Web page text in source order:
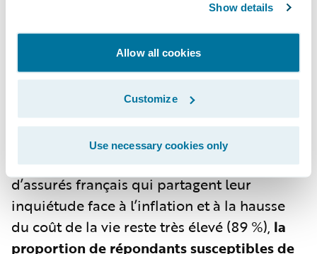
Show details
Allow all cookies
Customize
Use necessary cookies only
du secteur devraient poursuivre et
redoubler leurs efforts de communication
afin de renforcer leur image auprès des
assurés.
Des opportunités de croissance liées aux
comportements des assurés
Selon les résultats de l’étude, si le nombre
d’assurés français qui partagent leur
inquiétude face à l’inflation et à la hausse
du coût de la vie reste très élevé (89 %), la
proportion de répondants susceptibles de